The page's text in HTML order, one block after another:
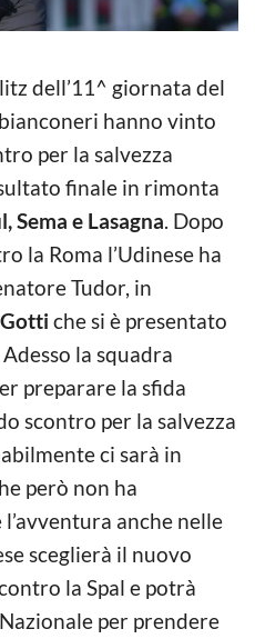
dell’11^ giornata del
hanno vinto
per la salvezza
finale in rimonta
Sema e Lasagna. Dopo
la Roma l’Udinese ha
Tudor, in
che si è presentato
la squadra
preparare la sfida
scontro per la salvezza
ci sarà in
però non ha
anche nelle
sceglierà il nuovo
la Spal e potrà
per prendere